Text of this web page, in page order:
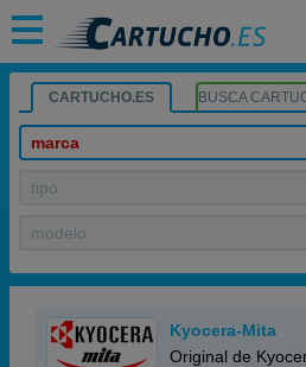
CARTUCHO.ES
marca
tipo
modelo
Kyocera-Mita
Original de